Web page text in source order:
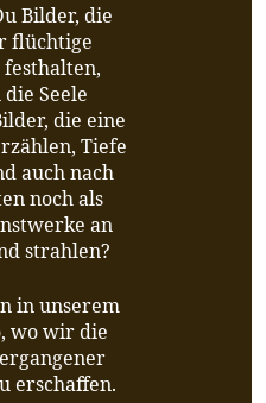
Bilder, die
flüchtige
Seele
die eine
Tiefe
auch nach
noch als
an
strahlen?
in unserem
wo wir die
erschaffen.